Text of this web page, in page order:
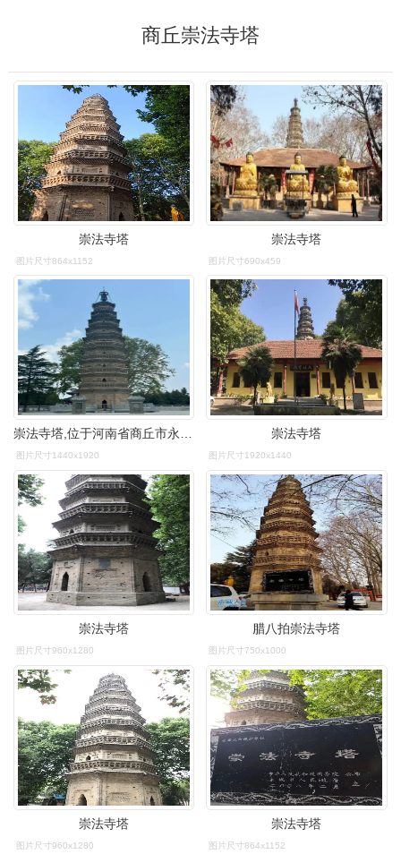
商丘崇法寺塔
崇法寺塔
图片尺寸864x1152
崇法寺塔
图片尺寸690x459
崇法寺塔,位于河南省商丘市永城市宝塔 - 抖音
图片尺寸1440x1920
崇法寺塔
图片尺寸1920x1440
崇法寺塔
图片尺寸960x1280
腊八拍崇法寺塔
图片尺寸750x1000
崇法寺塔
图片尺寸960x1280
崇法寺塔
图片尺寸864x1152